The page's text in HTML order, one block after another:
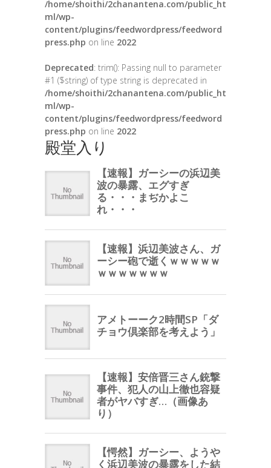
/home/shoithi/2chanantena.com/public_ht
ml/wp-
content/plugins/feedwordpress/feedword
press.php on line 2022
Deprecated: trim(): Passing null to parameter
#1 ($string) of type string is deprecated in
/home/shoithi/2chanantena.com/public_ht
ml/wp-
content/plugins/feedwordpress/feedword
press.php on line 2022
殿堂入り